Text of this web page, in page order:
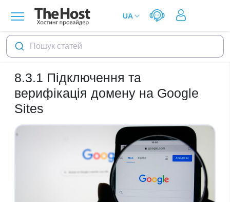
Пошук статей
8.3.1 Підключення та
верифікація домену на Google
Sites